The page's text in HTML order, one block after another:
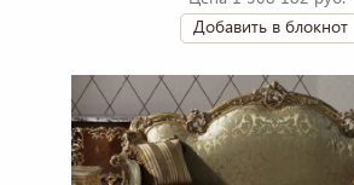
Добавить в блокнот